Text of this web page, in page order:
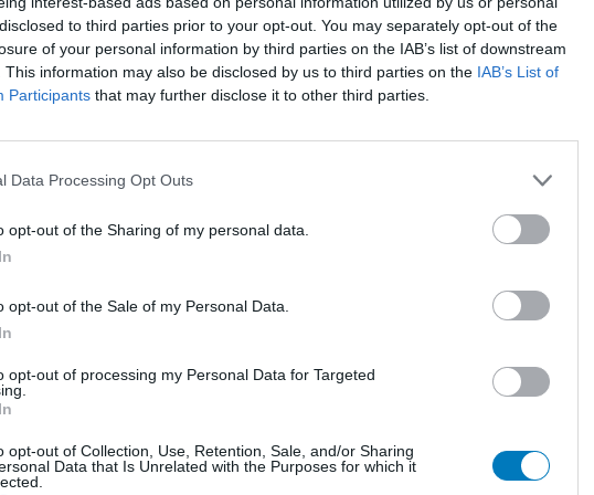
to third parties prior to your opt-out. You may separately opt-out of the
of your personal information by third parties on the IAB’s list of downstream
This information may also be disclosed by us to third parties on the IAB’s List of
Participants that may further disclose it to other third parties.
Data Processing Opt Outs
opt-out of the Sharing of my personal data.
opt-out of the Sale of my Personal Data.
opt-out of processing my Personal Data for Targeted
opt-out of Collection, Use, Retention, Sale, and/or Sharing
Data that Is Unrelated with the Purposes for which it
Effectiviteit
Hoeveelheid bijwerkingen
ziekte van
kreeg
van en nu dus levodopa carbidopa, waarbij ik
off test was erg subjectief en onduidelijk, dus
Anticonceptie - overig
Depressie - antidepressiva SSRI
Depressie - antidepressiva SSRI
Depressie - antidepressiva SSRI